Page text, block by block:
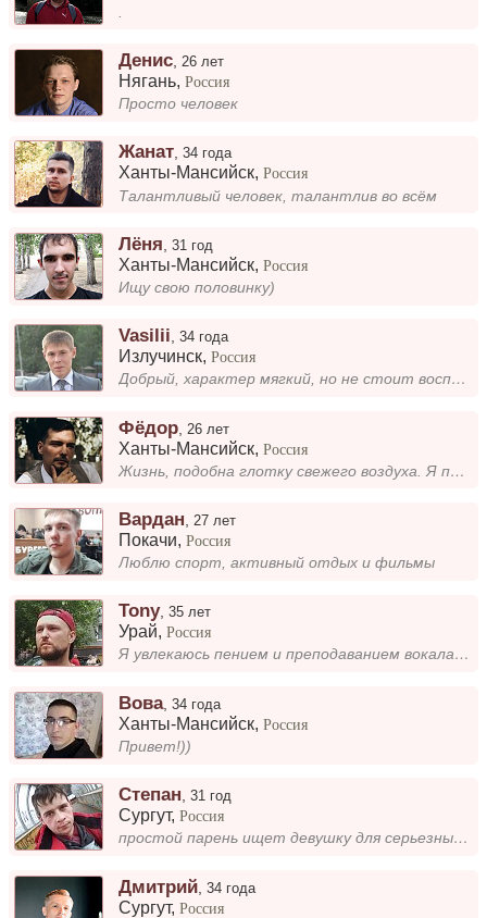
Денис 26 лет
Нягань,Россия
Просто человек
Жанат,34 года
Ханты-Мансийск,Россия
Талантливый человек, талантлив во всём
Лёня ,31 год
Ханты-Мансийск,Россия
Ищу свою половинку)
Vasilii ,34 года
Излучинск,Россия
Добрый, характер мягкий, но не стоит воспринимать это как слабость. Работаю, дополнительно занимаюсь изготовлением копти...
Фёдор 26 лет
Ханты-Мансийск,Россия
Жизнь, подобна глотку свежего воздуха. Я предпочитаю играть волейбол, занимаюсь реконструкцией. Люблю преподавать и учит...
Вардан 27 лет
Покачи,Россия
Люблю спорт, активный отдых и фильмы
Tony,35 лет
Урай,Россия
Я увлекаюсь пением и преподаванием вокала, для меня это настоящая страсть. Мои хобби включают жонглирование, чтение книг...
Вова,34 года
Ханты-Мансийск,Россия
Привет!))
Степан ,31 год
Сургут,Россия
простой парень ищет девушку для серьезных отношений
Дмитрий ,34 года
Сургут,Россия